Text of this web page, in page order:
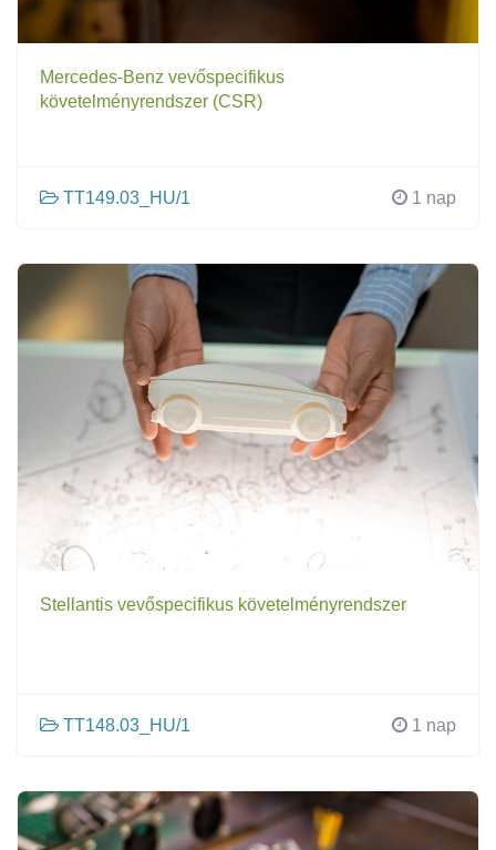
Mercedes-Benz vevőspecifikus
követelményrendszer (CSR)
TT149.03_HU/1 1 nap
Stellantis vevőspecifikus követelményrendszer
TT148.03_HU/1 1 nap